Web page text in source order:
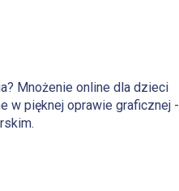
Mnożenie online dla dzieci
w pięknej oprawie graficznej -